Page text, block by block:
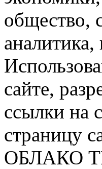
общество,
сайте,
ссылки на
страницу
ОБЛАКО